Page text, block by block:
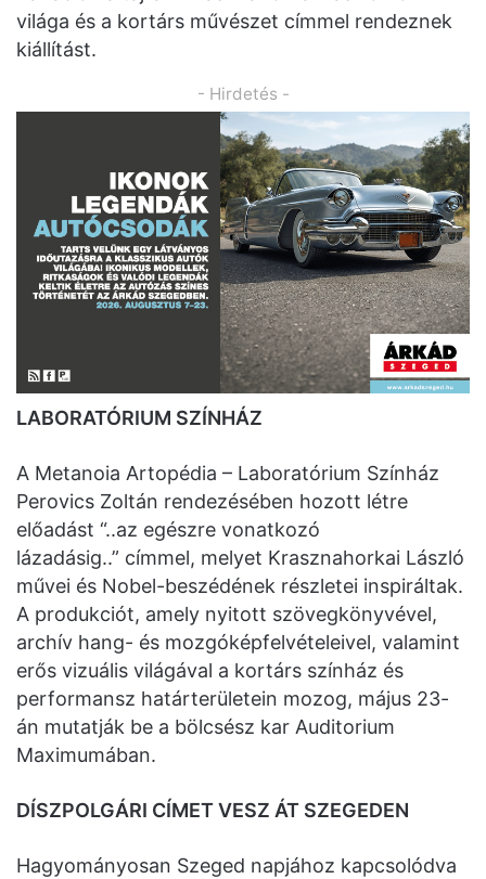
világa és a kortárs művészet címmel rendeznek
kiállítást.
- Hirdetés -
LABORATÓRIUM SZÍNHÁZ
A Metanoia Artopédia – Laboratórium Színház
Perovics Zoltán rendezésében hozott létre
előadást “..az egészre vonatkozó
lázadásig..” címmel, melyet Krasznahorkai László
művei és Nobel-beszédének részletei inspiráltak.
A produkciót, amely nyitott szövegkönyvével,
archív hang- és mozgóképfelvételeivel, valamint
erős vizuális világával a kortárs színház és
performansz határterületein mozog, május 23-
án mutatják be a bölcsész kar Auditorium
Maximumában.
DÍSZPOLGÁRI CÍMET VESZ ÁT SZEGEDEN
Hagyományosan Szeged napjához kapcsolódva